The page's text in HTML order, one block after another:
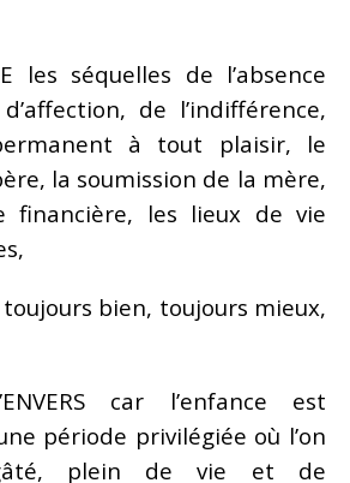
les séquelles de l’absence
de l’indifférence,
à tout plaisir, le
la soumission de la mère,
financière, les lieux de vie
toujours bien, toujours mieux,
car l’enfance est
période privilégiée où l’on
plein de vie et de